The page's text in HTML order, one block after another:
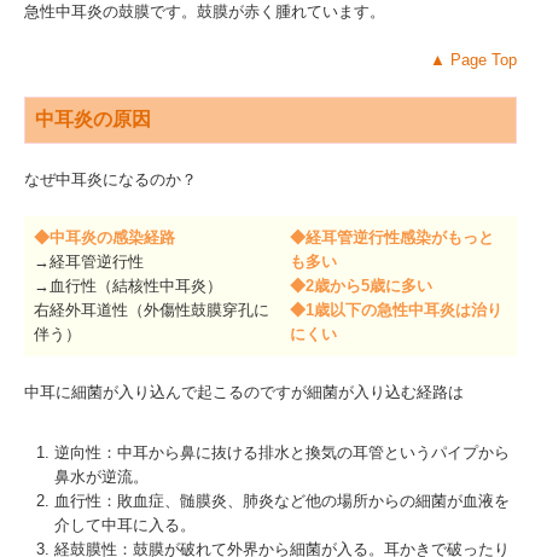
急性中耳炎の鼓膜です。鼓膜が赤く腫れています。
▲ Page Top
中耳炎の原因
なぜ中耳炎になるのか？
◆中耳炎の感染経路
→経耳管逆行性
→血行性（結核性中耳炎）
右経外耳道性（外傷性鼓膜穿孔に
伴う ）
◆経耳管逆行性感染がもっと
も多い
◆2歳から5歳に多い
◆1歳以下の急性中耳炎は治り
にくい
中耳に細菌が入り込んで起こるのですが細菌が入り込む経路は
逆向性：中耳から鼻に抜ける排水と換気の耳管というパイプから
鼻水が逆流。
血行性：敗血症、髄膜炎、肺炎など他の場所からの細菌が血液を
介して中耳に入る。
経鼓膜性：鼓膜が破れて外界から細菌が入る。耳かきで破ったり